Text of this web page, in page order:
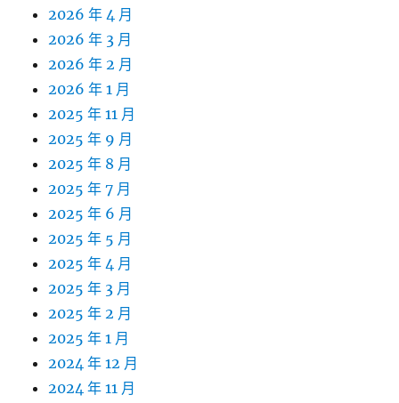
2026 年 4 月
2026 年 3 月
2026 年 2 月
2026 年 1 月
2025 年 11 月
2025 年 9 月
2025 年 8 月
2025 年 7 月
2025 年 6 月
2025 年 5 月
2025 年 4 月
2025 年 3 月
2025 年 2 月
2025 年 1 月
2024 年 12 月
2024 年 11 月